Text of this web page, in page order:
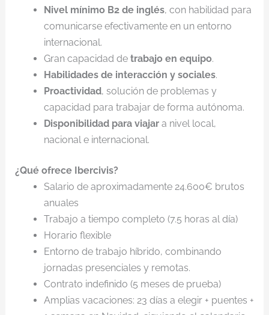
Nivel mínimo B2 de inglés, con habilidad para
comunicarse efectivamente en un entorno
internacional.
Gran capacidad de trabajo en equipo.
Habilidades de interacción y sociales.
Proactividad, solución de problemas y
capacidad para trabajar de forma autónoma.
Disponibilidad para viajar a nivel local,
nacional e internacional.
¿Qué ofrece Ibercivis?
Salario de aproximadamente 24.600€ brutos
anuales
Trabajo a tiempo completo (7.5 horas al día)
Horario flexible
Entorno de trabajo híbrido, combinando
jornadas presenciales y remotas.
Contrato indefinido (5 meses de prueba)
Amplias vacaciones: 23 días a elegir + puentes +